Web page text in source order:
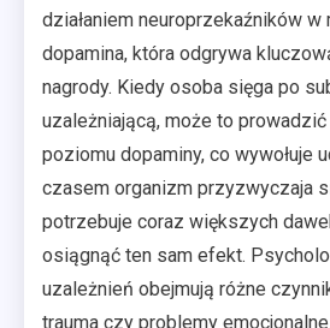
działaniem neuroprzekaźników w
dopamina, która odgrywa
nagrody. Kiedy osoba sięga po
uzależniającą, może to
poziomu dopaminy, co wywołuje
czasem organizm przyzwyczaja
potrzebuje coraz większych
osiągnąć ten sam efekt.
uzależnień obejmują różne
trauma czy problemy